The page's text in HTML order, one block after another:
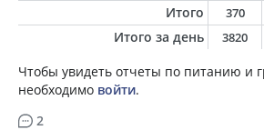
Итого
370
Итого за день 3820
Чтобы увидеть отчеты по питанию и
необходимо войти.
2